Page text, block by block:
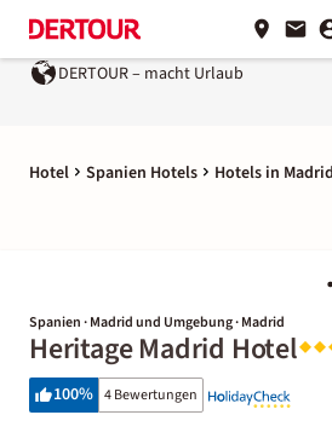
DERTOUR – macht Urlaub
Hotel Spanien Hotels Hotels in Madrid
Spanien · Madrid und Umgebung · Madrid
Heritage Madrid Hotel
100% 4 Bewertungen